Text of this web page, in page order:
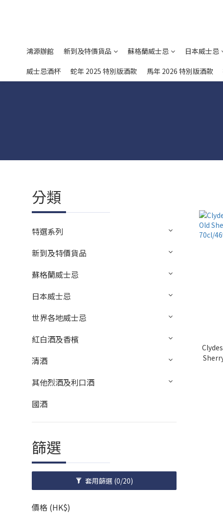
鴻源辦館 新到及特價貨品 蘇格蘭威士忌 日本威士忌
威士忌酒杯 蛇年 2025 特別版酒款 馬年 2026 特別版酒款
分類
特選系列
新到及特價貨品
蘇格蘭威士忌
日本威士忌
世界各地威士忌
紅白酒及香檳
清酒
其他烈酒及利口酒
國酒
篩選
套用篩選 (0/20)
價格 (HK$)